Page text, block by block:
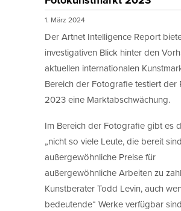
1. März 2024
Der Artnet Intelligence Report
investigativen Blick hinter den
aktuellen internationalen
Bereich der Fotografie testiert der
2023 eine Marktabschwächung.
Im Bereich der Fotografie gibt es
„nicht so viele Leute, die bereit
außergewöhnliche Preise für
außergewöhnliche Arbeiten zu
Kunstberater Todd Levin, auch
bedeutende“ Werke verfügbar